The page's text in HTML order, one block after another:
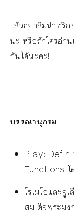
แล้วอย่าลืมนำทริก
นะ หรือถ้าใครอ่า
กันได้นะคะ!
บรรณานุกรม
Play:
Functions
โรเมโอและ
สมเด็จพระมง